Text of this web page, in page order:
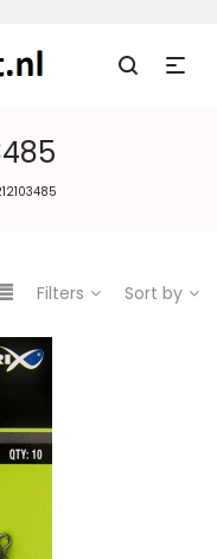
Filters Sort by